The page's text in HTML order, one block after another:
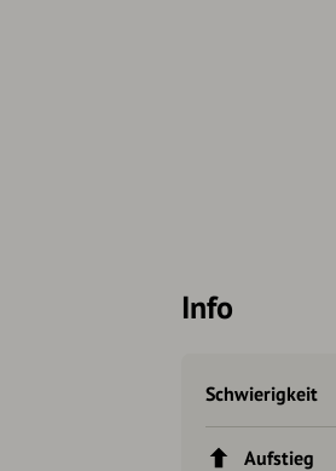
Info
Schwierigkeit
Aufstieg